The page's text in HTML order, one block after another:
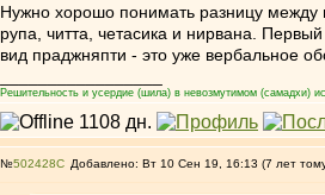
Нужно хорошо понимать разницу между
рупа, читта, четасика и нирвана.
вид праджняпти - это уже вербальное
Решительность и усердие (шила) в невозмутимом (самадхи)
№502428 Добавлено: Вт 10 Сен 19, 16:13 (7 лет